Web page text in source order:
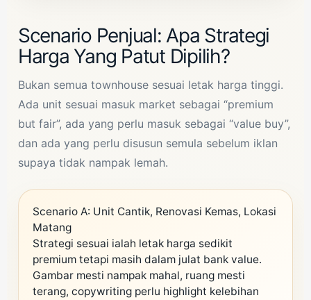
Scenario Penjual: Apa Strategi
Harga Yang Patut Dipilih?
Bukan semua townhouse sesuai letak harga tinggi.
Ada unit sesuai masuk market sebagai “premium
but fair”, ada yang perlu masuk sebagai “value buy”,
dan ada yang perlu disusun semula sebelum iklan
supaya tidak nampak lemah.
Scenario A: Unit Cantik, Renovasi Kemas, Lokasi
Matang
Strategi sesuai ialah letak harga sedikit
premium tetapi masih dalam julat bank value.
Gambar mesti nampak mahal, ruang mesti
terang, copywriting perlu highlight kelebihan